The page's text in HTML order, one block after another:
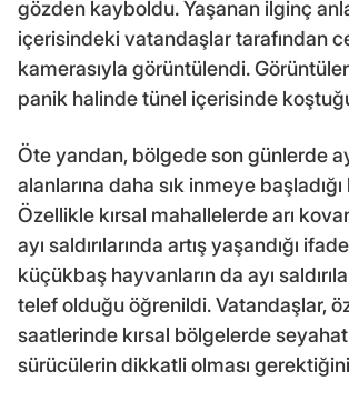
gözden kayboldu. Yaşanan ilginç
içerisindeki vatandaşlar tarafından
kamerasıyla görüntülendi.
panik halinde tünel içerisinde
Öte yandan, bölgede son günlerde
alanlarına daha sık inmeye
Özellikle kırsal mahallelerde arı
ayı saldırılarında artış yaşandığı
küçükbaş hayvanların da ayı
telef olduğu öğrenildi. Vatandaşlar,
saatlerinde kırsal bölgelerde
sürücülerin dikkatli olması